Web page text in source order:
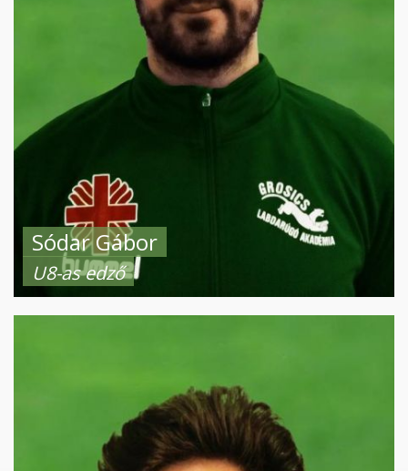
Sódar Gábor
U8-as edző